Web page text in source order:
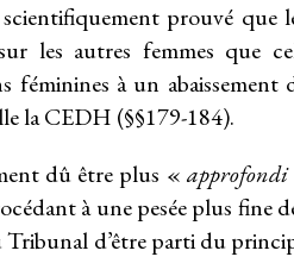
prouvé que
les autres femmes que
à un abaissement
la CEDH (§§179-184).
dû être plus « approfondi
à une pesée plus fine
Tribunal d’être parti du